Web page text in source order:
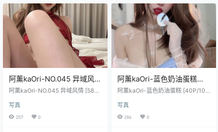
阿薰kaOri-NO.045 异域风情
[58P/23V/489M]
阿薰kaOri-NO.045 异域风情 [58P/
写真
257 0
阿薰kaOri-蓝色奶油蛋糕
[40P/10V/508M]
阿薰kaOri-蓝色奶油蛋糕 [40P/10
写真
286 0